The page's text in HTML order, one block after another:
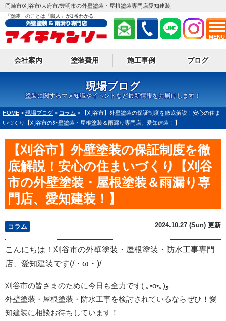
MENU
岡崎市/刈谷市/大府市/豊明市の外壁塗装・屋根塗装専門店愛知建装
「塗装」のことは「職人」が1番わかる
会社案内 塗装費用 施工事例 ブログ
現場ブログ
塗装に関するマメ知識やイベントなど最新情報をお届けします！
HOME > 現場ブログ > コラム >
【刈谷市】外壁塗装の保証制度を徹底解説！安心の住ま
いづくり【刈谷市の外壁塗装・屋根塗装＆雨漏り専門店、愛知建装！】
【刈谷市】外壁塗装の保証制度を徹
底解説！安心の住まいづくり【刈谷
市の外壁塗装・屋根塗装＆雨漏り専
門店、愛知建装！】
コラム 2024.10.27 (Sun) 更新
こんにちは！刈谷市の外壁塗装・屋根塗装・防水工事専門
店、愛知建装です(/・ω・)/
刈谷市の皆さまのために今日も全力です( ｡•o•｡)و
外壁塗装・屋根塗装・防水工事を検討されているならぜひ！愛
知建装に相談お待ちしています！